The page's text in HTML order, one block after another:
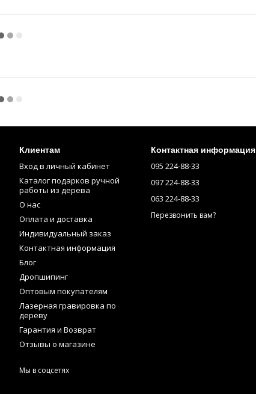
Клиентам
Вход в личный кабинет
Каталог подарков ручной
работы из дерева
О нас
Оплата и доставка
Индивидуальный заказ
Контактная информация
Блог
Дропшипинг
Оптовым покупателям
Лазерная гравировка по
дереву
Гарантия и Возврат
Отзывы о магазине
Мы в соцсетях
Контактная информация
095 224-88-33
097 224-88-33
063 224-88-33
Перезвонить вам?